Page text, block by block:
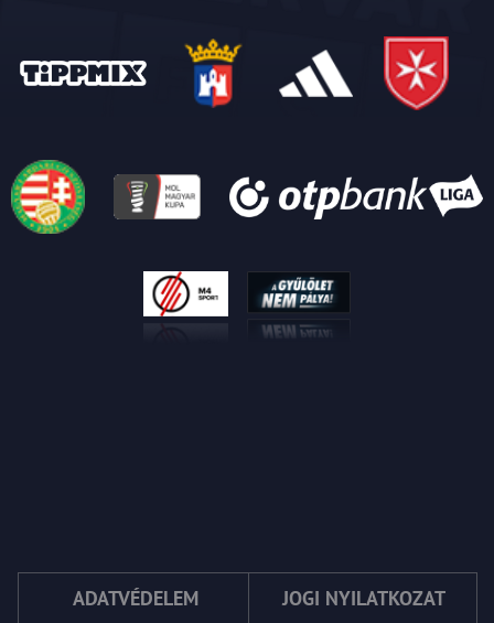
ADATVÉDELEM JOGI NYILATKOZAT